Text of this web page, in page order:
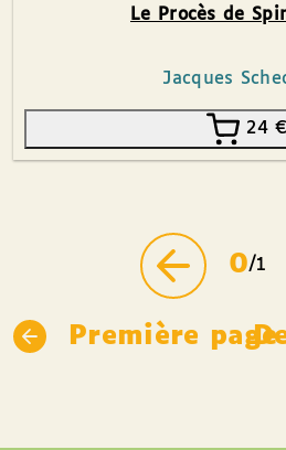
Le Procès de
Jacques
24€
Première page
0/1